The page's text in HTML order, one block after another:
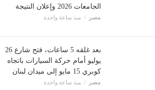
الجامعات 2026 وإعلان النتيجة
مصر منذ ساعة واحدة
بعد غلقه 5 ساعات، فتح شارع 26
يوليو أمام حركة السيارات باتجاه
كوبري 15 مايو إلى ميدان لبنان
مصر منذ ساعة واحدة